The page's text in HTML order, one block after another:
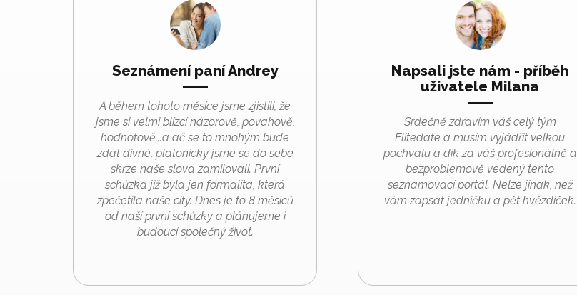
Seznámení paní Andrey
A během tohoto měsíce jsme zjistili, že
jsme si velmi blízcí názorově, povahově,
hodnotově...a ač se to mnohým bude
zdát divné, platonicky jsme se do sebe
skrze naše slova zamilovali. První
schůzka již byla jen formalita, která
zpečetila naše city. Dnes je to 8 měsíců
od naší první schůzky a plánujeme i
budoucí společný život.
Napsali jste nám - příběh
uživatele Milana
Srdečně zdravím váš celý tým
Elitedate a musím vyjádřit velkou
pochvalu a dík za váš profesionálně a
bezproblemově vedený tento
seznamovací portál. Nelze jinak, než
vám zapsat jedničku a pět hvězdiček.